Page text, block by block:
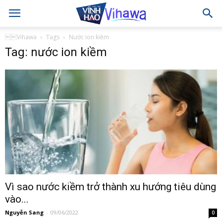
Vihawa Tags Nước ion kiềm
Tag: nước ion kiềm
Vì sao nước kiềm trở thành xu hướng tiêu dùng
vào...
Nguyễn Sang - 09/06/2022 0